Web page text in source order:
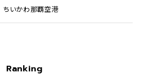
ちいかわ那覇空港
Ranking